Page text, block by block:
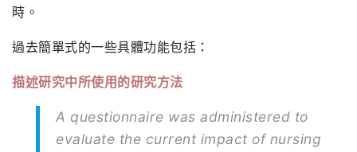
時。
過去簡單式的一些具體功能包括：
描述研究中所使用的研究方法
A questionnaire was administered to
evaluate the current impact of nursing